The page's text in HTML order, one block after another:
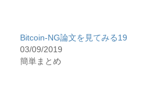
Bitcoin-NG論文を見てみる19
03/09/2019
簡単まとめ